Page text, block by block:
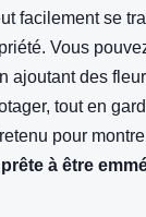
facilement se
Vous
ajoutant des
tout en
pour
à être